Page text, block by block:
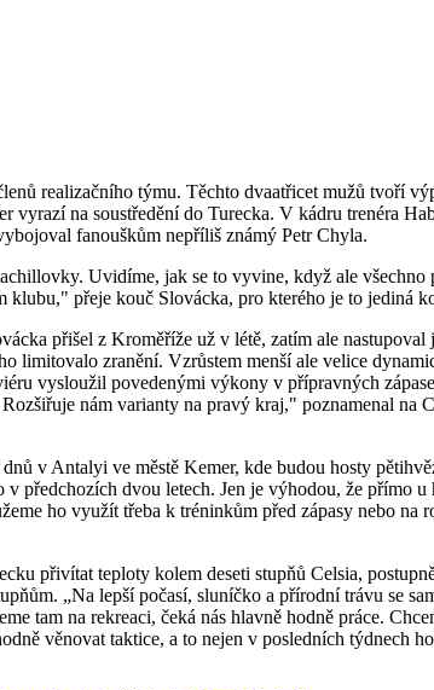
realizačního týmu. Těchto dvaatřicet mužů tvoří
vyrazí na soustředění do Turecka. V kádru trenéra
fanouškům nepříliš známý Petr Chyla.
Uvidíme, jak se to vyvine, když ale všechno
klubu," přeje kouč Slovácka, pro kterého je to jediná
přišel z Kroměříže už v létě, zatím ale
limitovalo zranění. Vzrůstem menší ale velice
vysloužil povedenými výkony v přípravných
nám varianty na pravý kraj," poznamenal na
v Antalyi ve městě Kemer, kde budou hosty
v předchozích dvou letech. Jen je výhodou, že přímo u
ho využít třeba k tréninkům před zápasy nebo na
přivítat teploty kolem deseti stupňů Celsia,
„Na lepší počasí, sluníčko a přírodní trávu se
tam na rekreaci, čeká nás hlavně hodně práce.
věnovat taktice, a to nejen v posledních týdnech